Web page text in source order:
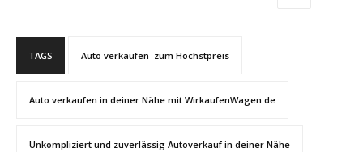
TAGS Auto verkaufen zum Höchstpreis
Auto verkaufen in deiner Nähe mit WirkaufenWagen.de
Unkompliziert und zuverlässig Autoverkauf in deiner Nähe